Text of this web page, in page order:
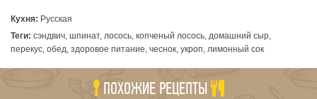
Кухня: Русская
Теги: сэндвич, шпинат, лосось, копченый лосось, домашний сыр,
перекус, обед, здоровое питание, чеснок, укроп, лимонный сок
ПОХОЖИЕ РЕЦЕПТЫ